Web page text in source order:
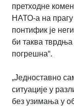
претходне
НАТО-а на прагу
понтифик је
би таква
погрешна“.
„Једноставно
ситуације у
без узимања у